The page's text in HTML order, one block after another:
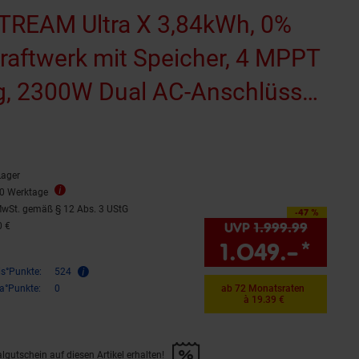
Ultra X 3,84kWh, 0%
mit Speicher, 4 MPPT
2300W Dual AC-Anschlüsse,
23kWh Kapazität, 6000
Werktage
gemäß § 12 Abs. 3 UStG
€
524
0
-47 %
Sie Sparen 47 Prozent,
UVP1.999.99UVP :
1.049.–*
ab 72 Monatsraten
à 19.39 €
auf diesen Artikel erhalten!